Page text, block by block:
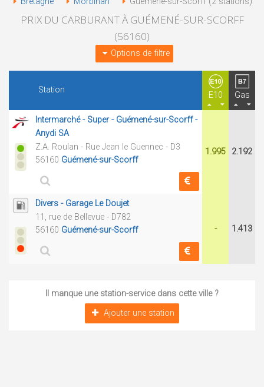
PRIX DU CARBURANT À GUÉMENÉ-SUR-SCORFF
(56160)
Options de filtre
Station
E10 Gas
Intermarché - Super - Guémené-sur-Scorff -
Anydi SA
Z.A. Roulan - Rue Jean le Guennec - D3
56160 Guémené-sur-Scorff
1.995 2.192
Divers - Garage Le Doujet
11, rue de Bellevue - D782
56160 Guémené-sur-Scorff - 1.413
Il manque une station-service dans cette ville ?
Ajouter une station